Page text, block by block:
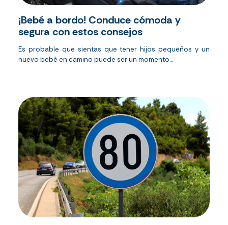
¡Bebé a bordo! Conduce cómoda y
segura con estos consejos
Es probable que sientas que tener hijos pequeños y un
nuevo bebé en camino puede ser un momento...